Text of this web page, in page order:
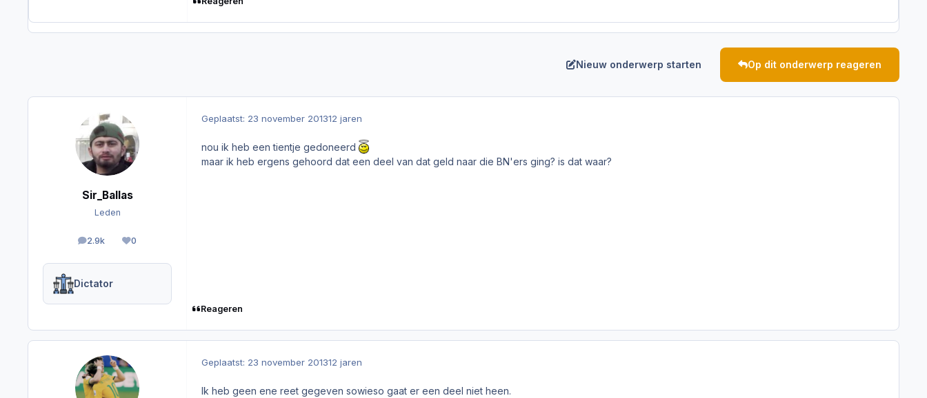
Nieuw onderwerp starten Op dit onderwerp reageren
Sir_Ballas
Leden
2.9k
berichten0
Reputation
Dictator
Geplaatst: 23 november 201312 jaren
nou ik heb een tientje gedoneerd
maar ik heb ergens gehoord dat een deel van dat geld naar die BN'ers ging? is dat waar?
Reageren
Geplaatst: 23 november 201312 jaren
Ik heb geen ene reet gegeven sowieso gaat er een deel niet heen.